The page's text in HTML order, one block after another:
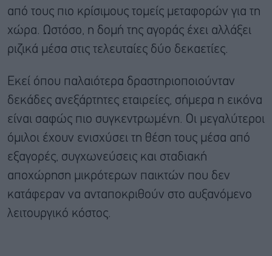
από τους πιο κρίσιμους τομείς μεταφορών για τη
χώρα. Ωστόσο, η δομή της αγοράς έχει αλλάξει
ριζικά μέσα στις τελευταίες δύο δεκαετίες.
Εκεί όπου παλαιότερα δραστηριοποιούνταν
δεκάδες ανεξάρτητες εταιρείες, σήμερα η εικόνα
είναι σαφώς πιο συγκεντρωμένη. Οι μεγαλύτεροι
όμιλοι έχουν ενισχύσει τη θέση τους μέσα από
εξαγορές, συγχωνεύσεις και σταδιακή
αποχώρηση μικρότερων παικτών που δεν
κατάφεραν να ανταποκριθούν στο αυξανόμενο
λειτουργικό κόστος.